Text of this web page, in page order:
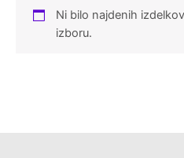
Ni bilo najdenih
izboru.